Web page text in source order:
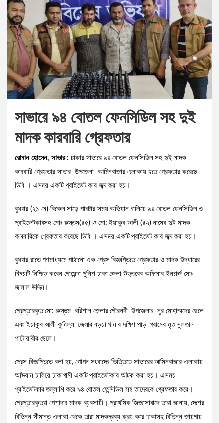
সাভারে ৯৪ বোতল ফেনসিডিল সহ দুই
মাদক কারবারি গ্রেফতার
রোমান হোসেন, সাভার : ঢাকার সাভারে ৯৪ বোতল ফেনসিডিল সহ দুই মাদক
কারবারি গ্রেফতার সাভার উপজেলা আমিনবাজার এলাকায় হতে গ্রেফতার করেছে
ডিবি । এসময় একটি প্রাইভেট কার জব্দ করা হয়।
বুধবার (২১ মে) বিকেল সাড়ে পাচটার সময় অভিযান চালিয়ে ৯৪ বোতল ফেনসিডিল ও
প্রাইভেটকারসহ মোঃ রুস্তম(৪৫) ও মো: ইয়াকুব আলী (৪২) নামের দুই মাদক
কারবারিকে গ্রেফতার করেছে ডিবি । এসময় একটি প্রাইভেট কার জব্দ করা হয়।
বুধবার রাতে গণমাধ্যমে পাঠানো এক প্রেস বিজ্ঞপ্তিতে গ্রেফতার ও মাদক উদ্ধারের
বিষয়টি নিশ্চিত করেন গোয়েন্দা পুলিশ ঢাকা জেলা উত্তরের অফিসার ইনচার্জ মোঃ
জালাল উদ্দিন।
গ্রেপ্তারকৃত মো: রুস্তম বরিশাল জেলার গৌরনদী উপজেলার নুর মোহাম্মদের ছেলে
এবং ইয়াকুব আলী কুমিল্লা জেলার বড়য়া থানার দক্ষিণ পাড়া গ্রামের মৃত সুলতান
পাটোয়ারীর ছেলে।
প্রেস বিজ্ঞপ্তিতে বলা হয়, গোপন সংবাদের ভিত্তিতে সাভারের আমিনবাজার এলাকায়
অভিযান চালিয়ে ঢাকাগামী একটি প্রাইভেটকার আটক করা হয়। এসময়
প্রাইভেটকার তল্লাশি করে ৯৪ বোতল ফেন্সিডিল সহ তাদেরকে গ্রেফতার করে।
গ্রেপ্তারকৃতরা পেশাদার মাদক ব্যবসায়ী। প্রাথমিক জিজ্ঞাসাবাদে তারা জানায়, দেশের
বিভিন্ন সীমান্ত এলাকা থেকে তারা মাদকদ্রব্য ক্রয় করে ঢাকাসহ বিভিন্ন জায়গায়